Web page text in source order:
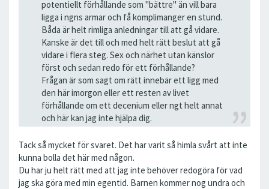
potentiellt förhållande som "bättre" än vill bara
ligga i ngns armar och få komplimanger en stund.
Båda är helt rimliga anledningar till att gå vidare.
Kanske är det till och med helt rätt beslut att gå
vidare i flera steg. Sex och närhet utan känslor
först och sedan redo för ett förhållande?
Frågan är som sagt om rätt innebär ett ligg med
den här imorgon eller ett resten av livet
förhållande om ett decenium eller ngt helt annat
och här kan jag inte hjälpa dig.
Tack så mycket för svaret. Det har varit så himla svårt att inte
kunna bolla det här med någon.
Du har ju helt rätt med att jag inte behöver redogöra för vad
jag ska göra med min egentid. Barnen kommer nog undra och